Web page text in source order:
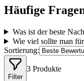
Häufige
Was ist der beste
Wie viel sollte man
Sortierung:
Filter
3 Produkte